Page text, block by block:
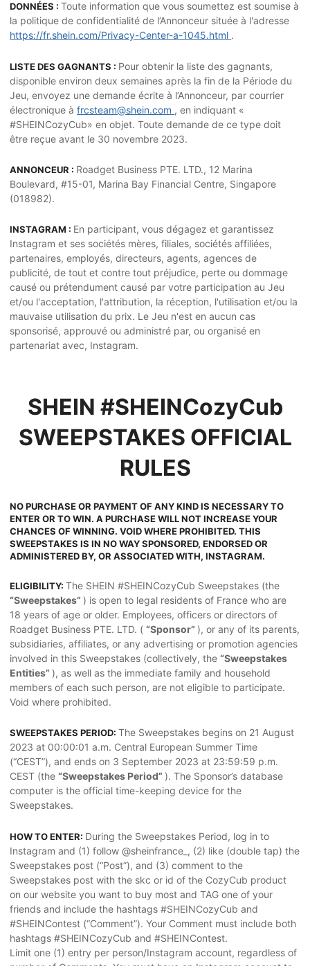
DONNÉES :Toute information que vous soumettez est soumise à
la politique de confidentialité de l’Annonceur située à l'adresse
https://fr.shein.com/Privacy-Center-a-1045.html .
LISTE DES GAGNANTS : Pour obtenir la liste des gagnants,
disponible environ deux semaines après la fin de la Période du
Jeu, envoyez une demande écrite à l’Annonceur, par courrier
électronique àfrcsteam@shein.com , en indiquant «
#SHEINCozyCub» en objet. Toute demande de ce type doit
être reçue avant le 30 novembre 2023.
ANNONCEUR : Roadget Business PTE. LTD., 12 Marina
Boulevard, #15-01, Marina Bay Financial Centre, Singapore
(018982).
INSTAGRAM : En participant, vous dégagez et garantissez
Instagram et ses sociétés mères, filiales, sociétés affiliées,
partenaires, employés, directeurs, agents, agences de
publicité, de tout et contre tout préjudice, perte ou dommage
causé ou prétendument causé par votre participation au Jeu
et/ou l'acceptation, l'attribution, la réception, l'utilisation et/ou la
mauvaise utilisation du prix. Le Jeu n'est en aucun cas
sponsorisé, approuvé ou administré par, ou organisé en
partenariat avec, Instagram.
SHEIN #SHEINCozyCub
SWEEPSTAKES OFFICIAL
RULES
NO PURCHASE OR PAYMENT OF ANY KIND IS NECESSARY TO
ENTER OR TO WIN. A PURCHASE WILL NOT INCREASE YOUR
CHANCES OF WINNING. VOID WHERE PROHIBITED. THIS
SWEEPSTAKES IS IN NO WAY SPONSORED, ENDORSED OR
ADMINISTERED BY, OR ASSOCIATED WITH, INSTAGRAM.
ELIGIBILITY:The SHEIN #SHEINCozyCub Sweepstakes (the
“Sweepstakes” ) is open to legal residents of France who are
18 years of age or older. Employees, officers or directors of
Roadget Business PTE. LTD. (“Sponsor” ), or any of its parents,
subsidiaries, affiliates, or any advertising or promotion agencies
involved in this Sweepstakes (collectively, the“Sweepstakes
Entities” ), as well as the immediate family and household
members of each such person, are not eligible to participate.
Void where prohibited.
SWEEPSTAKES PERIOD:The Sweepstakes begins on 21 August
2023 at 00:00:01 a.m. Central European Summer Time
(“CEST”), and ends on 3 September 2023 at 23:59:59 p.m.
CEST (the“Sweepstakes Period” ). The Sponsor’s database
computer is the official time-keeping device for the
Sweepstakes.
HOW TO ENTER: During the Sweepstakes Period, log in to
Instagram and (1) follow @sheinfrance_, (2) like (double tap) the
Sweepstakes post (“Post”), and (3) comment to the
Sweepstakes post with the skc or id of the CozyCub product
on our website you want to buy most and TAG one of your
friends and include the hashtags #SHEINCozyCub and
#SHEINContest (“Comment”). Your Comment must include both
hashtags #SHEINCozyCub and #SHEINContest.
Limit one (1) entry per person/Instagram account, regardless of